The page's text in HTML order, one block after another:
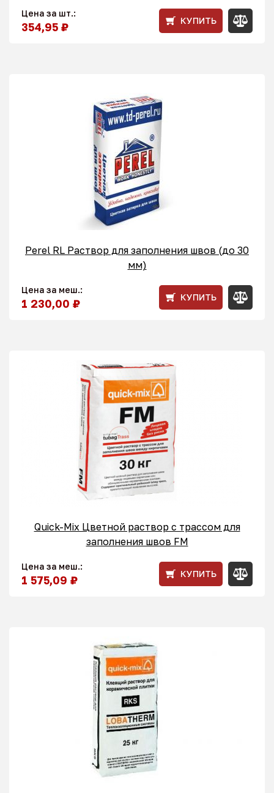
Цена за шт.:
354,95 ₽ КУПИТЬ
Perel RL Раствор для заполнения швов (до 30
мм)
Цена за меш.:
1 230,00 ₽ КУПИТЬ
Quick-Mix Цветной раствор с трассом для
заполнения швов FM
Цена за меш.:
1 575,09 ₽ КУПИТЬ